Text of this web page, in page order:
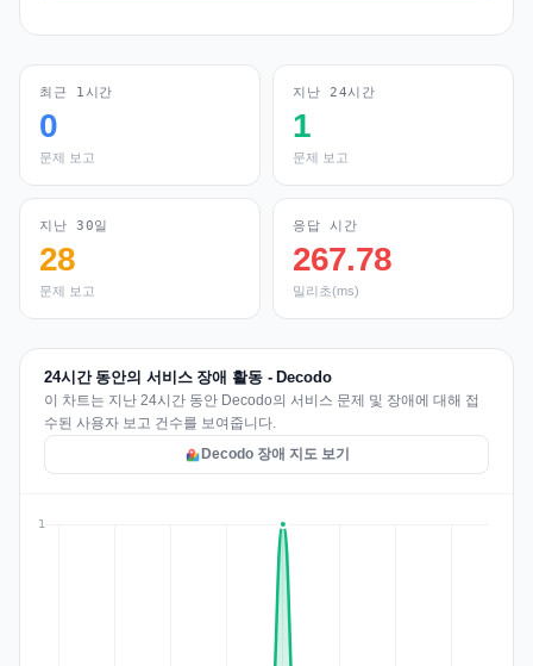
최근 1시간
0
문제 보고
지난 24시간
1
문제 보고
지난 30일
28
문제 보고
응답 시간
267.78
밀리초(ms)
24시간 동안의 서비스 장애 활동 - Decodo
이 차트는 지난 24시간 동안 Decodo의 서비스 문제 및 장애에 대해 접
수된 사용자 보고 건수를 보여줍니다.
Decodo 장애 지도 보기